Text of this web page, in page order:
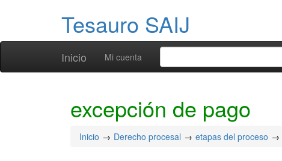
Tesauro SAIJ
Inicio Mi cuenta
excepción de pago
Inicio Derecho procesal etapas del proceso